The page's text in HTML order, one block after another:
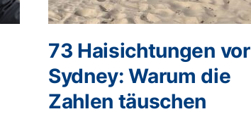
73 Haisichtungen vor
Sydney: Warum die
Zahlen täuschen